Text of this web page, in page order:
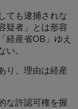
ても逮捕されな
疑者」とは形容
経産省OB」ゆえ
い。
り、理由は経産
な許認可権を握